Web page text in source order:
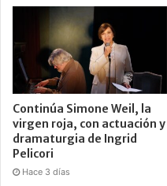
Continúa Simone Weil, la
virgen roja, con actuación y
dramaturgia de Ingrid
Pelicori
Hace 3 días